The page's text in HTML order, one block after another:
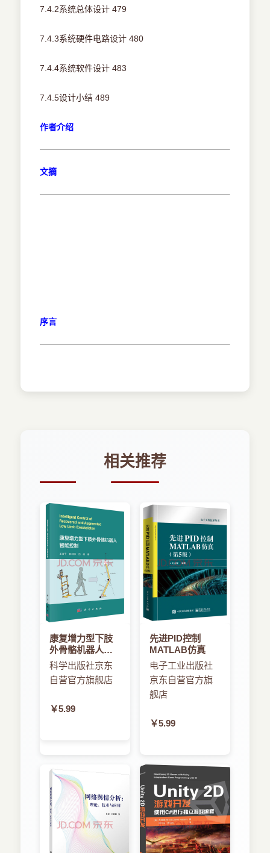
7.4.2系统总体设计 479
7.4.3系统硬件电路设计 480
7.4.4系统软件设计 483
7.4.5设计小结 489
作者介绍
文摘
序言
相关推荐
康复增力型下肢
外骨骼机器人智
能控制
科学出版社京东
自营官方旗舰店
￥5.99
先进PID控制
MATLAB仿真
电子工业出版社
京东自营官方旗
舰店
￥5.99
来自重庆的用户 3分钟前 购买了本书